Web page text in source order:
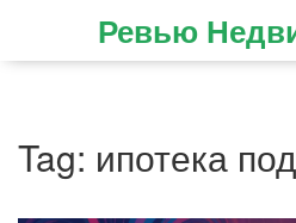
Ревью
Tag: ипотека